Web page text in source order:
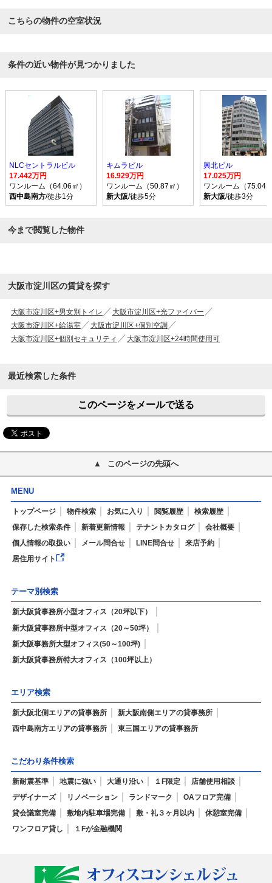
こちらの物件の空室状況
条件の近い物件が見つかりました
NLCセントラルビル
17.442万円
ワンルーム（64.06㎡）
西中島南方/徒歩1分
キムラビル
16.929万円
ワンルーム（50.87㎡）
新大阪/徒歩5分
興北ビル
17.025万円
ワンルーム（75.04
新大阪/徒歩3分
今まで閲覧した物件
大阪市淀川区の賃貸を探す
大阪市淀川区+男女別トイレ
大阪市淀川区+光ファイバー
大阪市淀川区+給湯室
大阪市淀川区+個別空調
大阪市淀川区+個別セキュリティ
大阪市淀川区+24時間使用可
最近検索した条件
このページをメールで送る
このページの先頭へ
MENU
トップページ 物件検索 お気に入り 閲覧履歴
検索履歴
保存した検索条件
新着更新情報 テナントカタログ
会社概要
個人情報の取扱い
メール問合せ LINE問合せ
来店予約
居住用サイト
テーマ別検索
新大阪貸事務所小型オフィス（20坪以下）
新大阪貸事務所中型オフィス（20～50坪）
新大阪事務所大型オフィス(50～100坪)
新大阪貸事務所特大オフィス（100坪以上）
エリア検索
新大阪北側エリアの貸事務所
新大阪南側エリアの貸事務所
西中島南方エリアの貸事務所
東三国エリアの貸事務所
こだわり条件検索
新耐震基準 地震に強い 大通り沿い １F限定
店舗使用相談
デザイナーズ
リノベーション ランドマーク
OAフロア完備
貸会議室完備
敷地内駐車場完備 敷・礼３ヶ月以内
休憩室完備
ワンフロア貸し
１Fが金融機関